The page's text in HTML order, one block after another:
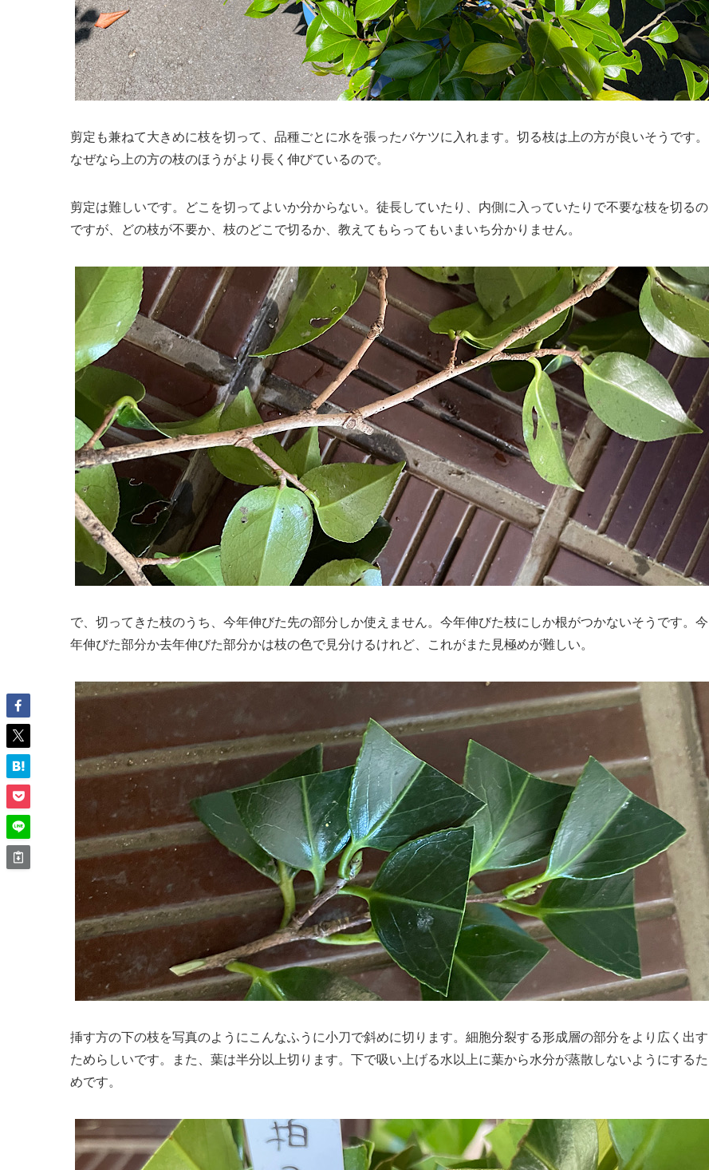
剪定も兼ねて大きめに枝を切って、品種ごとに水を張ったバケツに入れます。切る枝は上の方が良いそうです。
なぜなら上の方の枝のほうがより長く伸びているので。
剪定は難しいです。どこを切ってよいか分からない。徒長していたり、内側に入っていたりで不要な枝を切るの
ですが、どの枝が不要か、枝のどこで切るか、教えてもらってもいまいち分かりません。
で、切ってきた枝のうち、今年伸びた先の部分しか使えません。今年伸びた枝にしか根がつかないそうです。今
年伸びた部分か去年伸びた部分かは枝の色で見分けるけれど、これがまた見極めが難しい。
挿す方の下の枝を写真のようにこんなふうに小刀で斜めに切ります。細胞分裂する形成層の部分をより広く出す
ためらしいです。また、葉は半分以上切ります。下で吸い上げる水以上に葉から水分が蒸散しないようにするた
めです。